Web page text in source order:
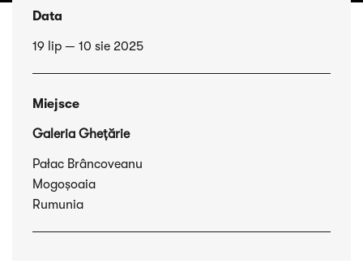
Data
19 lip — 10 sie 2025
Miejsce
Galeria Ghețărie
Pałac Brâncoveanu
Mogoșoaia
Rumunia